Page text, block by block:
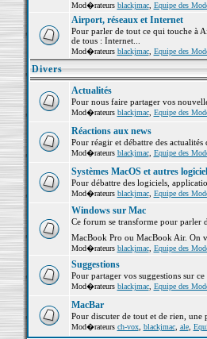
Mod�rateurs blackjmac, Equipe des
Airport, réseaux et Internet
Pour parler de tout ce qui touche à
de tous : Internet...
Mod�rateurs blackjmac, Equipe des
Divers
Actualités
Pour nous faire partager vos
Mod�rateurs blackjmac, Equipe des
Réactions aux news
Pour réagir et débattre des
Mod�rateurs blackjmac, Equipe des
Systèmes MacOS et autres
Pour débattre des logiciels,
Mod�rateurs blackjmac, Equipe des
Windows sur Mac
Ce forum se transforme pour parler
MacBook Pro ou MacBook Air. On
Mod�rateurs blackjmac, Equipe des
Suggestions
Pour partager vos suggestions sur ce
Mod�rateurs blackjmac, Equipe des
MacBar
Pour discuter de tout et de rien, une
Mod�rateurs ch-vox, blackjmac, ale,